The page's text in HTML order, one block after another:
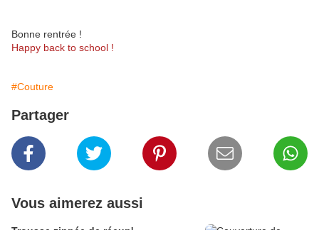
Bonne rentrée !
Happy back to school !
#Couture
Partager
Vous aimerez aussi